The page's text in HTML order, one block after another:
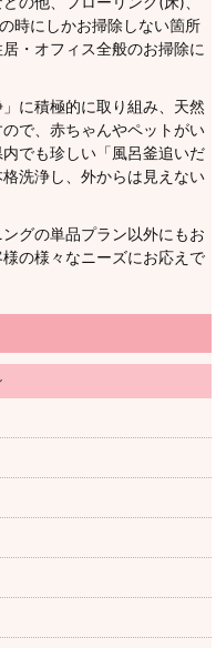
時にしかお掃除しない箇所
・オフィス全般のお掃除に
に積極的に取り組み、天然
で、赤ちゃんやペットがい
でも珍しい「風呂釜追いだ
洗浄し、外からは見えない
グの単品プラン以外にもお
の様々なニーズにお応えで